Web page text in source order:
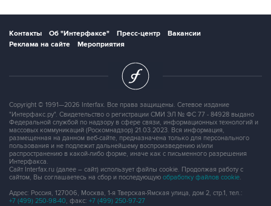
Контакты Об "Интерфаксе" Пресс-центр
Вакансии
Реклама на сайте
Мероприятия
Copyright © 1991—2026 Interfax. Все права защищены. Сетевое издание
"Интерфакс.ру". Свидетельство о регистрации СМИ ЭЛ № ФС 77 - 84928 выдано
Федеральной службой по надзору в сфере связи, информационных технологий и
массовых коммуникаций (Роскомнадзор) 21.03.2023. Вся информация,
размещенная на данном веб-сайте, предназначена только для персонального
пользования и не подлежит дальнейшему воспроизведению и/или
распространению в какой-либо форме, иначе как с письменного разрешения
Интерфакса.
Сайт Interfax.ru (далее – сайт) использует файлы cookie. Продолжая работу с
сайтом, Вы соглашаетесь на сбор и последующую обработку файлов cookie.
Адрес: Россия, 127006, Москва, 1-я Тверская-Ямская улица, дом 2, стр.1, тел.:
+7 (499) 250-98-40, факс: +7 (499) 250-97-27